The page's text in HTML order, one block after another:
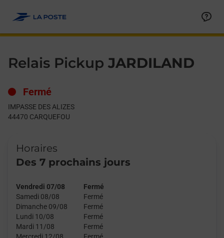
Relais Pickup JARDILAND
Fermé
IMPASSE DES ALIZES
44470 CARQUEFOU
Horaires
Des 7 prochains jours
Vendredi 07/08
Fermé
Samedi 08/08
Fermé
Dimanche 09/08
Fermé
Lundi 10/08
Fermé
Mardi 11/08
Fermé